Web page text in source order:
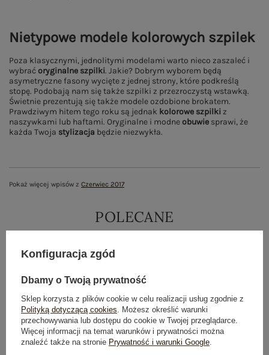
Nietypowe modele kolorowych szpilek
Poza klasycznymi, jednolitymi modelami warto nieco zaszaleć i
wybraćoryginalne szpilki. Jakie? Dobrym wyborem będą
asymetryczne fasony wycięte z jednej strony, które podkreślą
stopę. Podobają nam się także szpilki z przezroczystą wstawką.
Świetnie prezentują się także modele ozdobione brokatem.
Prawdziwym hitem tego roku są jednak kolorowe szpilkiz
naszywkami lub haftami. Oryginalne i modneobuwie sprawi, że
każda Twoja stylizacja będzie niezwykła.
Pokaż więcej wpisów z Czerwiec 2017
POLECANE
Konfiguracja zgód
Dbamy o Twoją prywatność
Sklep korzysta z plików cookie w celu realizacji usług zgodnie z
Polityką dotyczącą cookies. Możesz określić warunki
przechowywania lub dostępu do cookie w Twojej przeglądarce.
Więcej informacji na temat warunków i prywatności można
znaleźć także na stronie Prywatność i warunki Google.